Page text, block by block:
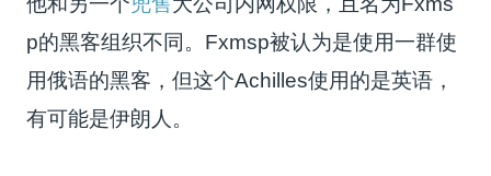
p的黑客组织不同。Fxmsp被认为是使用一群使
用俄语的黑客，但这个Achilles使用的是英语，
有可能是伊朗人。